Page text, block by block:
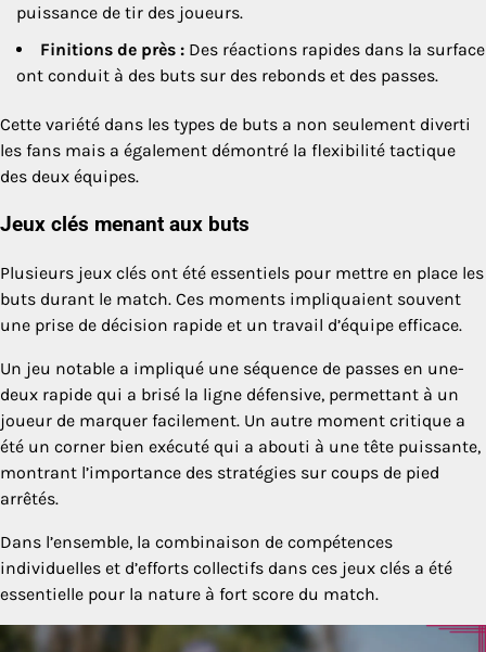
puissance de tir des joueurs.
Finitions de près : Des réactions rapides dans la surface
ont conduit à des buts sur des rebonds et des passes.
Cette variété dans les types de buts a non seulement diverti
les fans mais a également démontré la flexibilité tactique
des deux équipes.
Jeux clés menant aux buts
Plusieurs jeux clés ont été essentiels pour mettre en place les
buts durant le match. Ces moments impliquaient souvent
une prise de décision rapide et un travail d’équipe efficace.
Un jeu notable a impliqué une séquence de passes en une-
deux rapide qui a brisé la ligne défensive, permettant à un
joueur de marquer facilement. Un autre moment critique a
été un corner bien exécuté qui a abouti à une tête puissante,
montrant l’importance des stratégies sur coups de pied
arrêtés.
Dans l’ensemble, la combinaison de compétences
individuelles et d’efforts collectifs dans ces jeux clés a été
essentielle pour la nature à fort score du match.